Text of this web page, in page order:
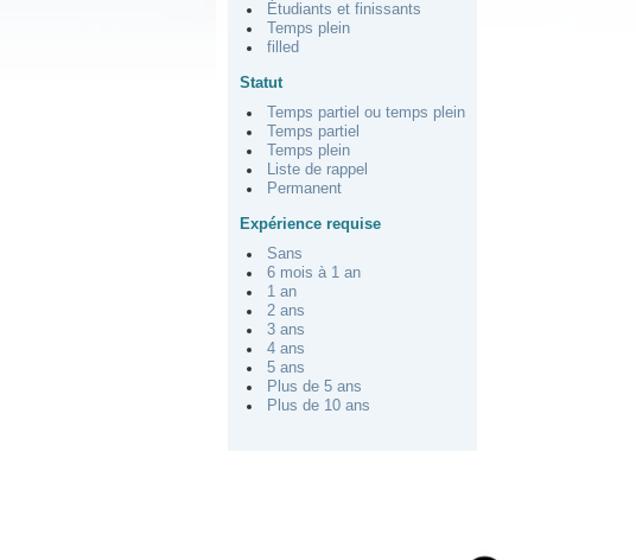
Étudiants et finissants
Temps plein
filled
Statut
Temps partiel ou temps plein
Temps partiel
Temps plein
Liste de rappel
Permanent
Expérience requise
Sans
6 mois à 1 an
1 an
2 ans
3 ans
4 ans
5 ans
Plus de 5 ans
Plus de 10 ans